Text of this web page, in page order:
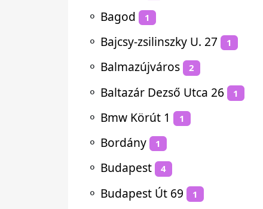
⚬ Bagod 1
⚬ Bajcsy-zsilinszky U. 27 1
⚬ Balmazújváros 2
⚬ Baltazár Dezső Utca 26 1
⚬ Bmw Körút 1 1
⚬ Bordány 1
⚬ Budapest 4
⚬ Budapest Út 69 1